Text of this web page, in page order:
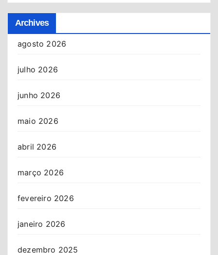
Archives
agosto 2026
julho 2026
junho 2026
maio 2026
abril 2026
março 2026
fevereiro 2026
janeiro 2026
dezembro 2025